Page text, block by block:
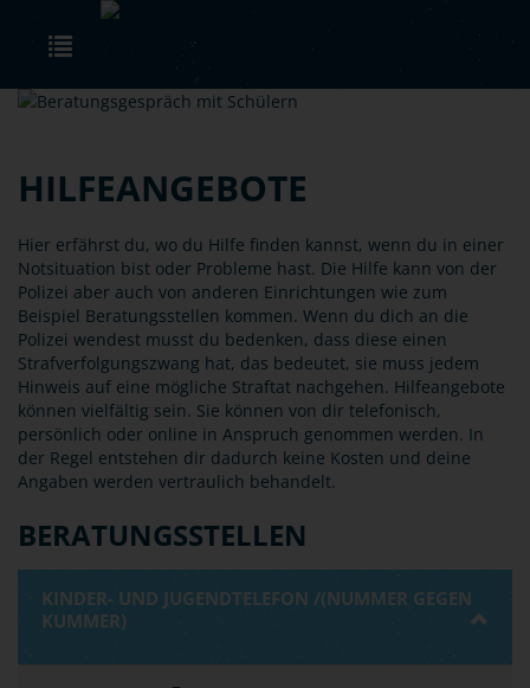
Skip to main content
HILFEANGEBOTE
Hier erfährst du, wo du Hilfe finden kannst, wenn du in einer
Notsituation bist oder Probleme hast. Die Hilfe kann von der
Polizei aber auch von anderen Einrichtungen wie zum
Beispiel Beratungsstellen kommen. Wenn du dich an die
Polizei wendest musst du bedenken, dass diese einen
Strafverfolgungszwang hat, das bedeutet, sie muss jedem
Hinweis auf eine mögliche Straftat nachgehen. Hilfeangebote
können vielfältig sein. Sie können von dir telefonisch,
persönlich oder online in Anspruch genommen werden. In
der Regel entstehen dir dadurch keine Kosten und deine
Angaben werden vertraulich behandelt.
BERATUNGSSTELLEN
KINDER- UND JUGENDTELEFON /(NUMMER GEGEN
KUMMER)